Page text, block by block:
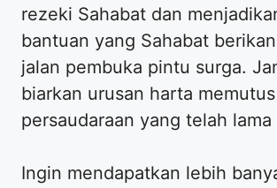
rezeki Sahabat dan
bantuan yang Sahabat
jalan pembuka pintu surga.
biarkan urusan harta
persaudaraan yang telah
Ingin mendapatkan lebih